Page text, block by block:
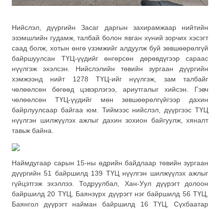
Нийслэл, дүүргийн Засаг даргын захирамжаар нийтийн
эзэмшлийн гудамж, талбай болон явган хүний зорчих хэсэгт
саад болж, хотын өнгө үзэмжийг алдуулж буй зөвшөөрөлгүй
байршуулсан ТҮЦ-үүдийг өнгөрсөн дөрөвдүгээр сараас
нүүлгэж эхэлсэн. Нийслэлийн төвийн зургаан дүүргийн
хэмжээнд нийт 1278 ТҮЦ-ийг нүүлгэж, зам талбайг
чөлөөлсөн бөгөөд цэвэрлэгээ, ариутгалыг хийсэн. Гэвч
чөлөөлсөн ТҮЦ-үүдийг мөн зөвшөөрөлгүйгээр дахин
байрлуулсаар байгаа юм. Тиймээс нийслэл, дүүргээс ТҮЦ
нүүлгэн шилжүүлэх ажлыг дахин зохион байгуулж, хяналт
тавьж байна.
Наймдугаар сарын 15-ны өдрийн байдлаар төвийн зургаан
дүүргийн 51 байршилд 139 ТҮЦ нүүлгэн шилжүүлэх ажлыг
гүйцэтгэж эхэллээ. Тодруулбал, Хан-Уул дүүрэгт долоон
байршилд 20 ТҮЦ, Баянзүрх дүүрэгт нэг байршилд 56 ТҮЦ,
Баянгол дүүрэгт найман байршилд 16 ТҮЦ, Сүхбаатар